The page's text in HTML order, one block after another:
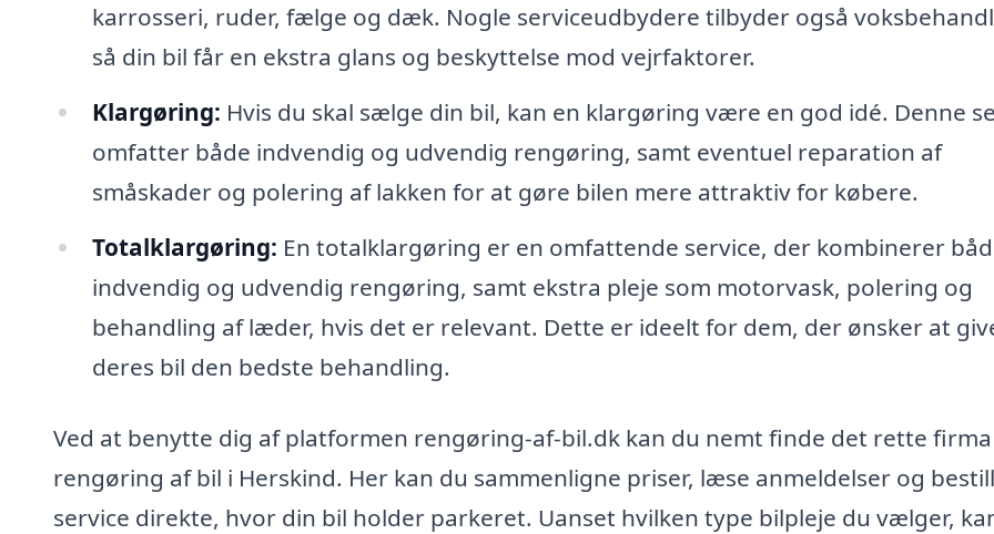
karrosseri, ruder, fælge og dæk. Nogle serviceudbydere tilbyder også
så din bil får en ekstra glans og beskyttelse mod vejrfaktorer.
Klargøring: Hvis du skal sælge din bil, kan en klargøring være en god idé. Denne
omfatter både indvendig og udvendig rengøring, samt eventuel reparation af
småskader og polering af lakken for at gøre bilen mere attraktiv for købere.
Totalklargøring: En totalklargøring er en omfattende service, der kombinerer
indvendig og udvendig rengøring, samt ekstra pleje som motorvask, polering og
behandling af læder, hvis det er relevant. Dette er ideelt for dem, der ønsker at
deres bil den bedste behandling.
Ved at benytte dig af platformen rengøring-af-bil.dk kan du nemt finde det rette
rengøring af bil i Herskind. Her kan du sammenligne priser, læse anmeldelser og
service direkte, hvor din bil holder parkeret. Uanset hvilken type bilpleje du vælger,